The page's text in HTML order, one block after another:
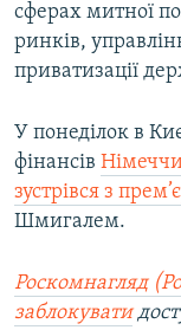
сферах митної
ринків,
приватизації
У понеділок в
фінансів
зустрівся з
Шмигалем.
Роскомнагляд
заблокувати